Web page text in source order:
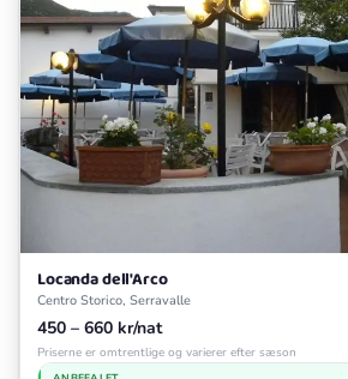
Locanda dell'Arco
Centro Storico, Serravalle
450 – 660 kr/nat
Priserne er omtrentlige og varierer efter sæson